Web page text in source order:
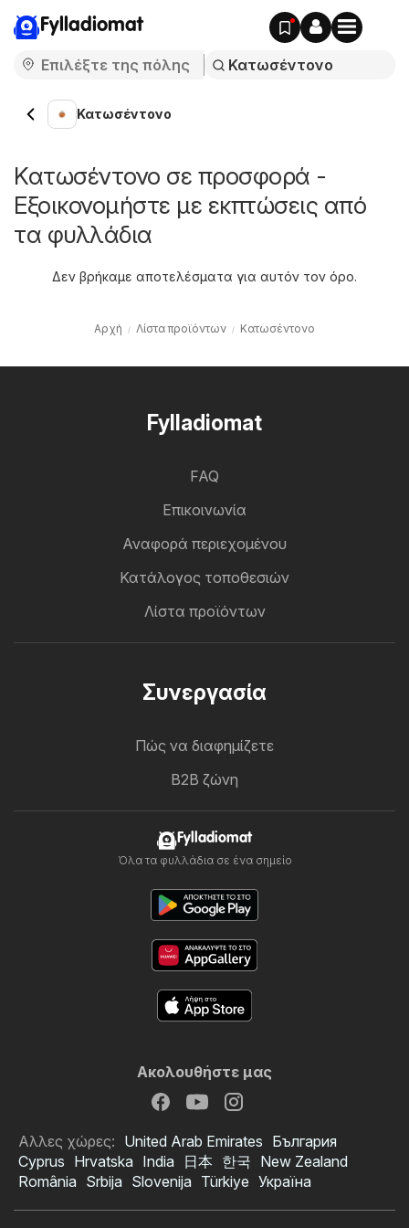
Fylladiomat
Κατωσέντονο
Κατωσέντονο σε προσφορά -
Εξοικονομήστε με εκπτώσεις από
τα φυλλάδια
Δεν βρήκαμε αποτελέσματα για αυτόν τον όρο.
Αρχή Λίστα προϊόντων Κατωσέντονο
Fylladiomat
FAQ
Επικοινωνία
Αναφορά περιεχομένου
Κατάλογος τοποθεσιών
Λίστα προϊόντων
Συνεργασία
Πώς να διαφημίζετε
B2B ζώνη
Fylladiomat
Όλα τα φυλλάδια σε ένα σημείο
Ακολουθήστε μας
Αλλες χώρες: United Arab Emirates България
Cyprus Hrvatska India 日本 한국 New Zealand
România Srbija Slovenija Türkiye Україна